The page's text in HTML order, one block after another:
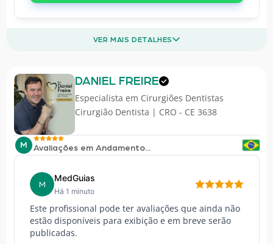
VER MAIS DETALHES
DANIEL FREIRE
Especialista em Cirurgiões Dentistas
Cirurgião Dentista | CRO - CE 3638
M Avaliações em Andamento...
M
MedGuias
Há 1 minuto
Este profissional pode ter avaliações que ainda não
estão disponíveis para exibição e em breve serão
publicadas.